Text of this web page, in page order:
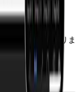
取引が可能になりま